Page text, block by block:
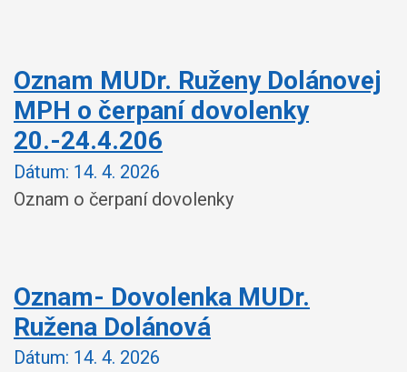
Oznam MUDr. Ruženy Dolánovej
MPH o čerpaní dovolenky
20.-24.4.206
Dátum: 14. 4. 2026
Oznam o čerpaní dovolenky
Oznam- Dovolenka MUDr.
Ružena Dolánová
Dátum: 14. 4. 2026